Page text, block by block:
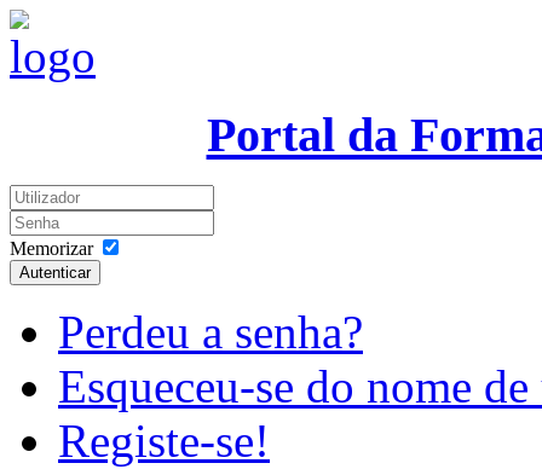
Portal da
Memorizar
Autenticar
Perdeu a senha?
Esqueceu-se do nome
Registe-se!